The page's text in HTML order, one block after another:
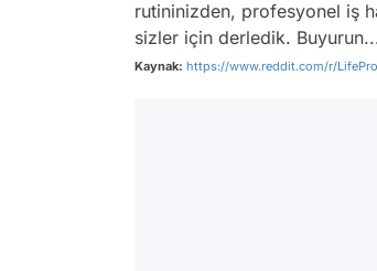
rutininizden, profesyonel iş
sizler için derledik.
Kaynak: https://www.reddit.com/r/